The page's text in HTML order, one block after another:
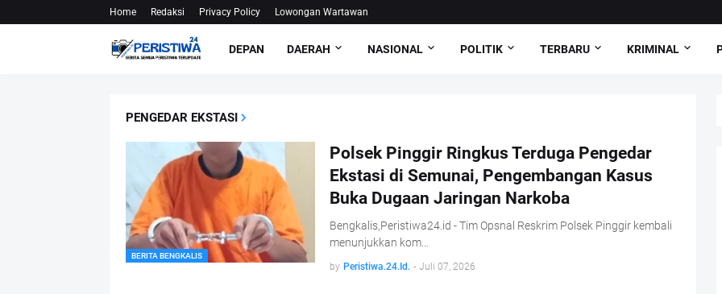
Home Redaksi Privacy Policy Lowongan Wartawan
DEPAN DAERAH NASIONAL POLITIK TERBARU KRIMINAL
PENGEDAR EKSTASI
BERITA BENGKALIS
Polsek Pinggir Ringkus Terduga Pengedar
Ekstasi di Semunai, Pengembangan Kasus
Buka Dugaan Jaringan Narkoba
Bengkalis,Peristiwa24.id - Tim Opsnal Reskrim Polsek Pinggir kembali
menunjukkan kom…
by Peristiwa.24.Id. - Juli 07, 2026